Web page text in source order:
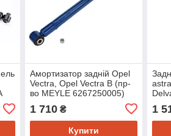
Амортизатор задній Opel
Vectra, Opel Vectra B (пр-
во MEYLE 6267250005)
1 710₴
Купити
1